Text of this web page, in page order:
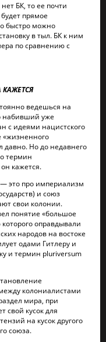
БК, то ее почти
прямое
быстро можно
в тыл. БК к ним
по сравнению с
ведешься на
набивший уже
с идеями нацистского
«жизненного
давно. Но до недавнего
термин
кажется.
это про империализм
и союз
свои колонии.
понятие «большое
оправдывали
народов на востоке
одами Гитлеру и
и термин pluriversum
колониалистами
мира, при
свой кусок для
на кусок другого
союза.